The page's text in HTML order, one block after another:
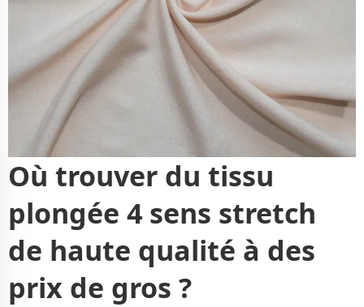
Où trouver du tissu
plongée 4 sens stretch
de haute qualité à des
prix de gros ?